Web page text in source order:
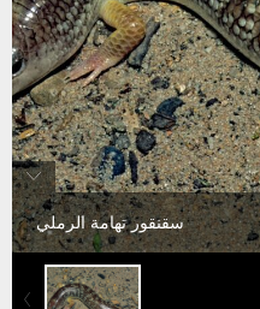
سقنقور تهامة الرملي